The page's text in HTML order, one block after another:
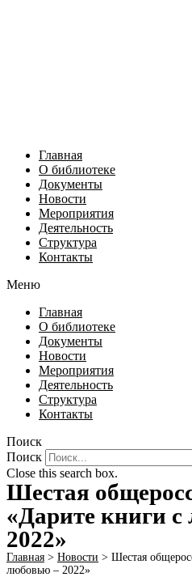
Главная
О библиотеке
Документы
Новости
Мероприятия
Деятельность
Структура
Контакты
Меню
Главная
О библиотеке
Документы
Новости
Мероприятия
Деятельность
Структура
Контакты
Поиск
Поиск
Close this search box.
Шестая
«Дарите книги
2022»
Главная > Новости > Шестая
любовью – 2022»